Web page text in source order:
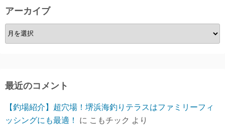
アーカイブ
ア
ー
ブ
最近のコメント
【釣場紹介】超穴場！堺浜海釣りテラスはファミリーフィ
ッシングにも最適！
に こもチック より